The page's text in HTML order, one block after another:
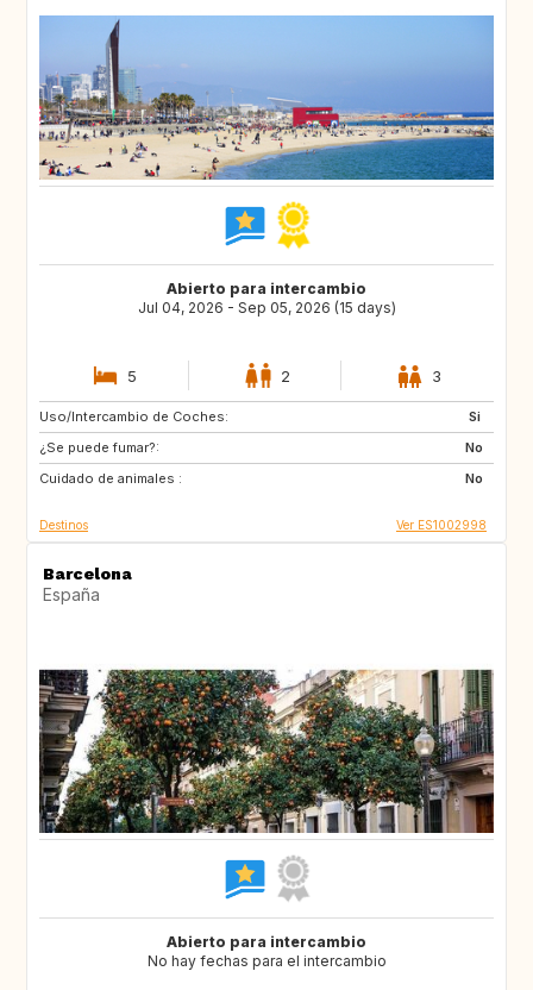
Abierto para intercambio
Jul 04, 2026 - Sep 05, 2026 (15 days)
5 2 3
Uso/Intercambio de Coches:
Si
¿Se puede fumar?:
No
Cuidado de animales :
No
DK
SE
GB
Destinos Ver ES1002998
Barcelona
España
Abierto para intercambio
No hay fechas para el intercambio